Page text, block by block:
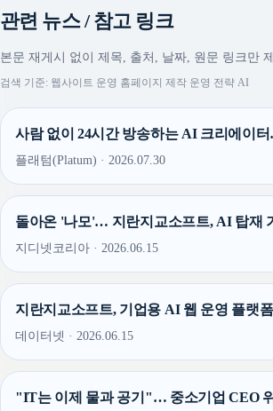
관련 뉴스 / 참고 링크
본문 재게시 없이 제목, 출처, 날짜, 원문 링크만
검색 기준: 웹사이트 운영 홈페이지 제작 운영 전략 AI
사람 없이 24시간 방송하는 AI 크리에이
플래텀(Platum) · 2026.07.30
돌아온 '나모'… 지란지교소프트, AI 탑재
지디넷코리아 · 2026.06.15
지란지교소프트, 기업용 AI 웹 운영 플랫
데이터넷 · 2026.06.15
"IT는 이제 물과 공기"… 중소기업 CEO